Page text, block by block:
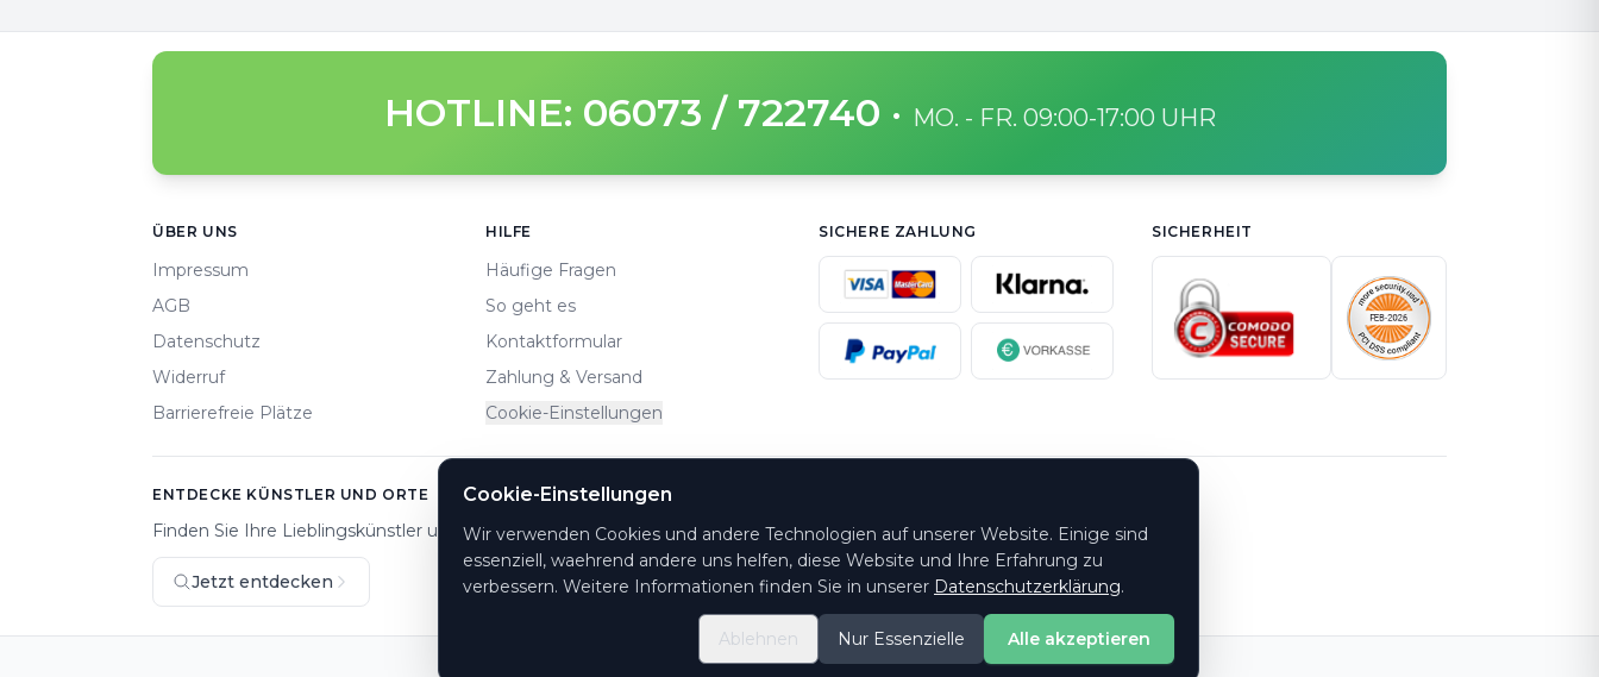
HOTLINE: 06073 / 722740 · MO. - FR. 09:00-17:00 UHR
ÜBER UNS
Impressum
AGB
Datenschutz
Widerruf
Barrierefreie Plätze
HILFE
Häufige Fragen
So geht es
Kontaktformular
Zahlung & Versand
Cookie-Einstellungen
SICHERE ZAHLUNG SICHERHEIT
ENTDECKE KÜNSTLER UND ORTE
Finden Sie Ihre Lieblingskünstler und Veranstaltungsorte.
Jetzt entdecken
© 2026 PrintYourTicket GmbH - Alle Rechte vorbehalten
Cookie-Einstellungen
Wir verwenden Cookies und andere Technologien auf unserer Website. Einige sind
essenziell, waehrend andere uns helfen, diese Website und Ihre Erfahrung zu
verbessern. Weitere Informationen finden Sie in unserer Datenschutzerklärung.
Ablehnen Nur Essenzielle Alle akzeptieren